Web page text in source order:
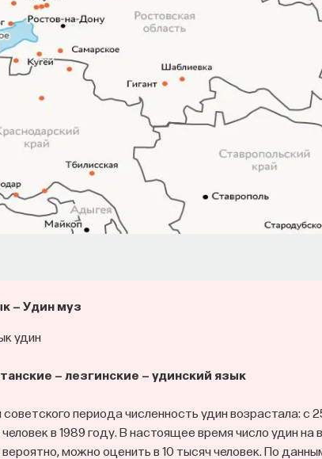
— Удин муз
удин
— лезгинские — удинский язык
периода численность удин возрастала: с
в 1989 году. В настоящее время число удин
можно оценить в 10 тысяч человек. По